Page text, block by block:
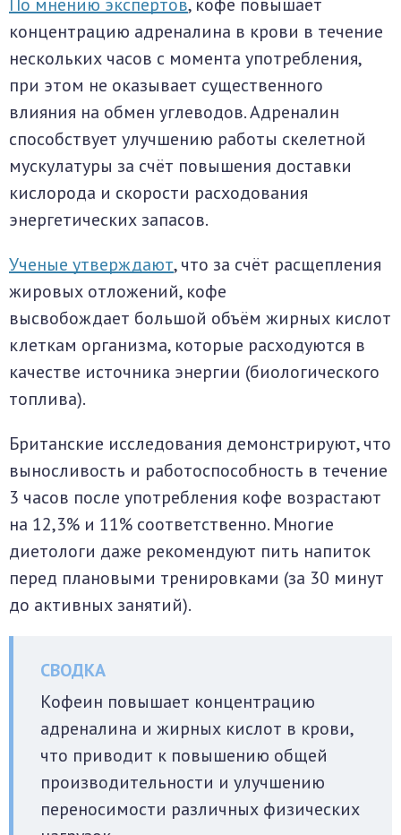
концентрацию адреналина в крови в течение
нескольких часов с момента употребления,
при этом не оказывает существенного
влияния на обмен углеводов. Адреналин
способствует улучшению работы скелетной
мускулатуры за счёт повышения доставки
кислорода и скорости расходования
энергетических запасов.
Ученые утверждают, что за счёт расщепления
жировых отложений, кофе
высвобождает большой объём жирных кислот
клеткам организма, которые расходуются в
качестве источника энергии (биологического
топлива).
Британские исследования демонстрируют, что
выносливость и работоспособность в течение
3 часов после употребления кофе возрастают
на 12,3% и 11% соответственно. Многие
диетологи даже рекомендуют пить напиток
перед плановыми тренировками (за 30 минут
до активных занятий).
Кофеин повышает концентрацию
адреналина и жирных кислот в крови,
что приводит к повышению общей
производительности и улучшению
переносимости различных физических